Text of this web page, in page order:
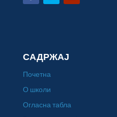
САДРЖАЈ
Почетна
О школи
Огласна табла